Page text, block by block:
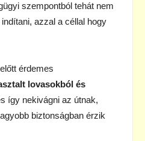
szempontból tehát nem
azzal a céllal hogy
érdemes
lovasokból és
így nekivágni az útnak,
biztonságban érzik